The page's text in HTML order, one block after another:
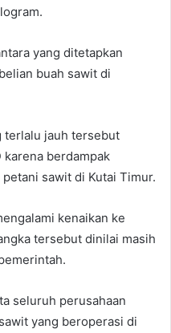
yang ditetapkan
buah sawit di
terlalu jauh tersebut
karena berdampak
sawit di Kutai Timur.
kenaikan ke
tersebut dinilai masih
seluruh perusahaan
yang beroperasi di